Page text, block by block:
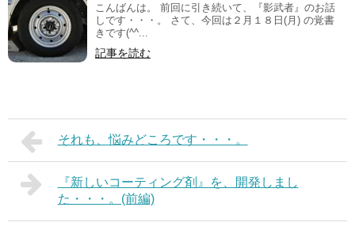
こんばんは。 前回に引き続いて、『影武者』のお話
しです・・・。 さて、今回は２月１８日(月) の覚書
きです(^^...
記事を読む
それも、悩みどころです・・・。
『新しいコーティング剤』を、開発しまし
た・・・。(前編)